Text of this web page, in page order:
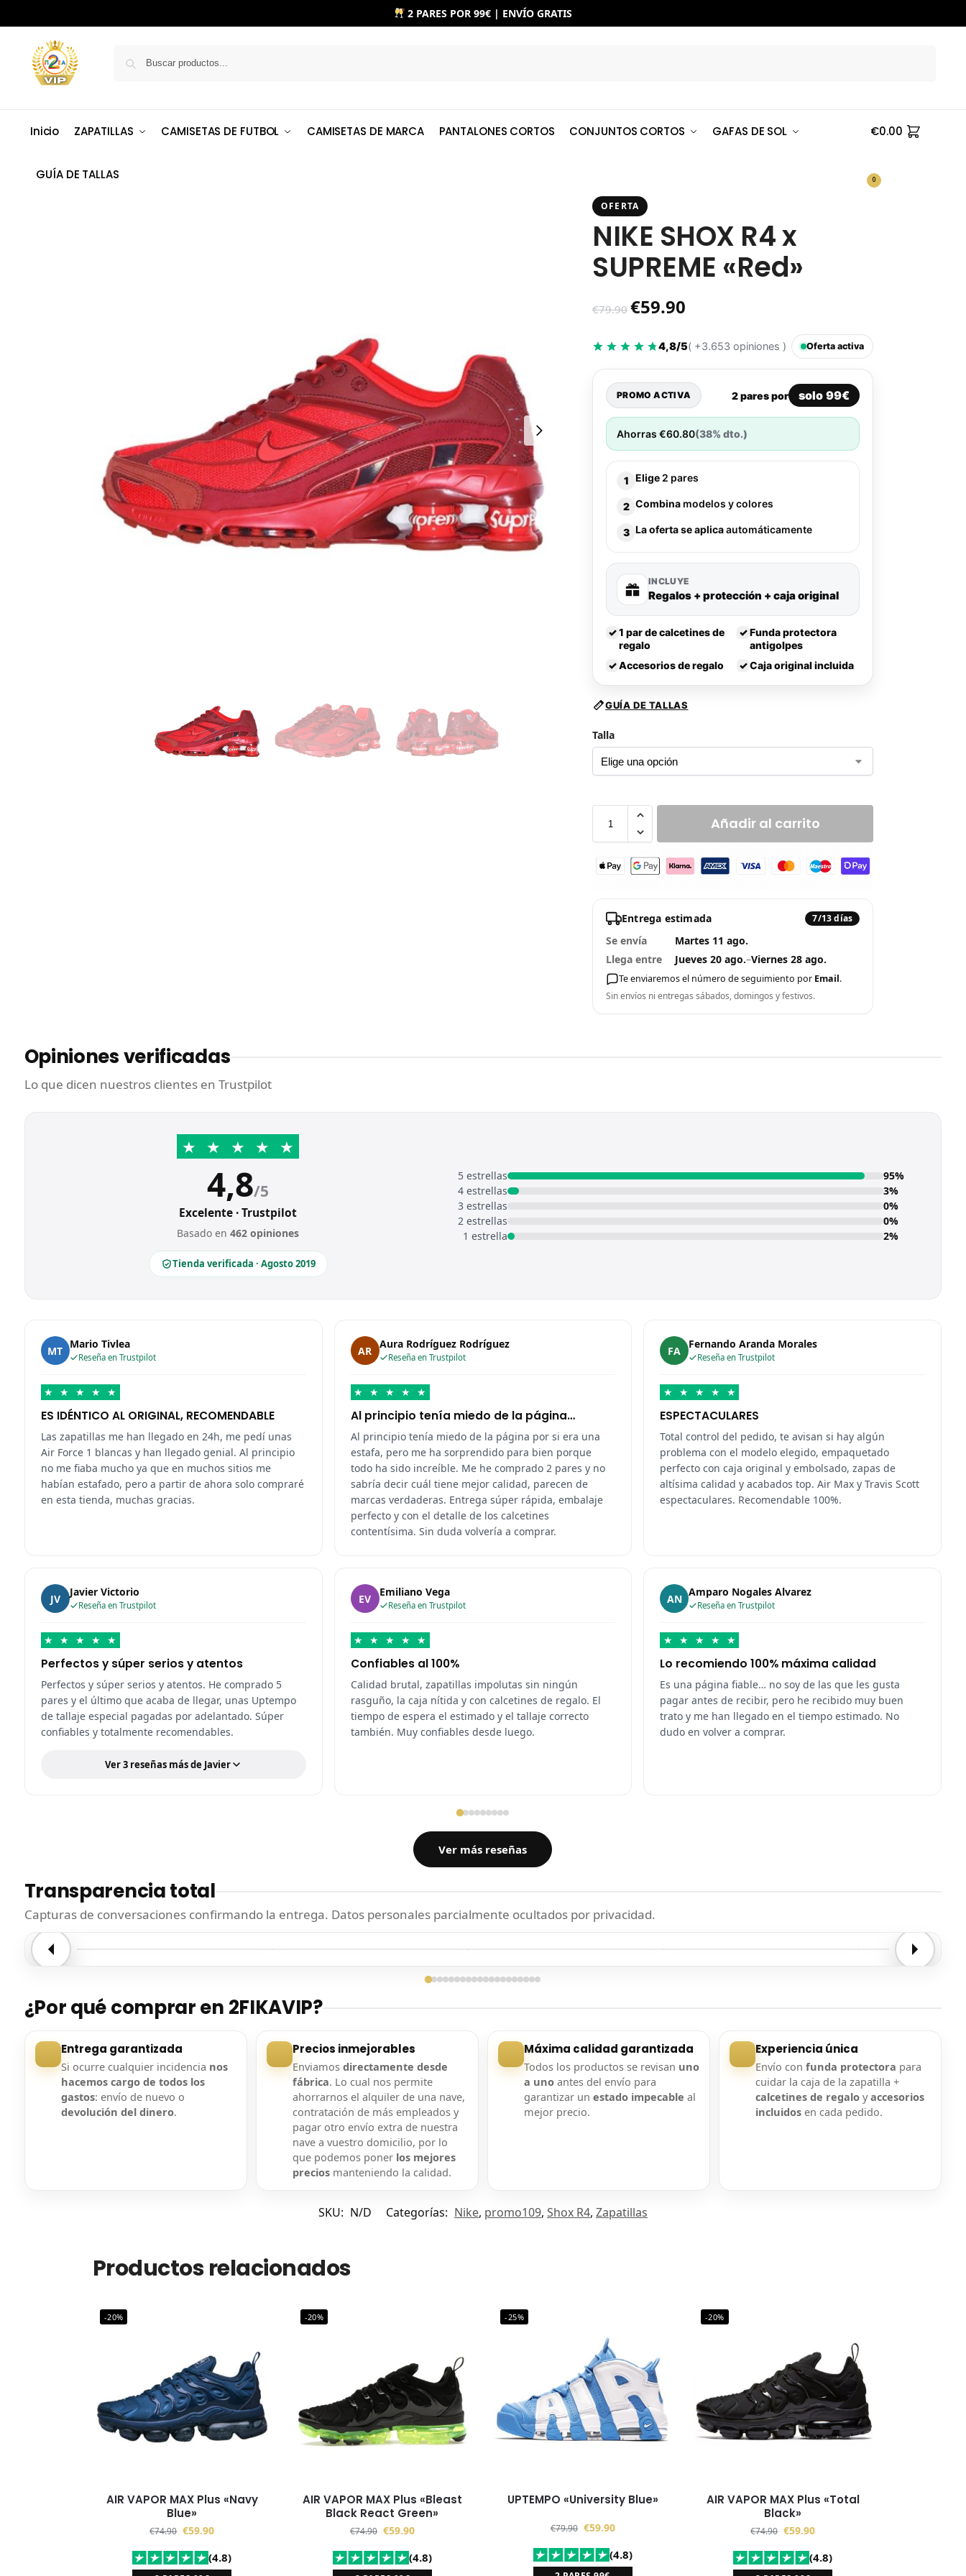
2 PARES POR 99€ | ENVÍO GRATIS
Inicio ZAPATILLAS CAMISETAS DE FUTBOL CAMISETAS DE MARCA PANTALONES CORTOS CONJUNTOS CORTOS GAFAS DE SOL
GUÍA DE TALLAS
€0.00
0
OFERTA
NIKE SHOX R4 x
SUPREME «Red»
€79.90 €59.90
4,8/5( +3.653 opiniones ) Oferta activa
PROMO ACTIVA 2 pares por solo 99€
Ahorras€60.80(38% dto.)
1 Elige 2 pares
2 Combina modelos y colores
3 La oferta se aplicaautomáticamente
INCLUYE
Regalos + protección + caja original
✓1 par de calcetines de
regalo
✓ Funda protectora
antigolpes
✓Accesorios de regalo ✓ Caja original incluida
GUÍA DE TALLAS
Talla
Añadir al carrito
Entrega estimada 7/13 días
Se envía
Martes 11 ago.
Llega entre
Jueves 20 ago.–Viernes 28 ago.
Te enviaremos el número de seguimiento por Email.
Sin envíos ni entregas sábados, domingos y festivos.
Opiniones verificadas
Lo que dicen nuestros clientes en Trustpilot
★ ★ ★ ★ ★
4,8/5
Excelente · Trustpilot
Basado en462 opiniones
Tienda verificada · Agosto 2019
5 estrellas
95%
4 estrellas
3%
3 estrellas
0%
2 estrellas
0%
1 estrella
2%
MT Mario Tivlea
Reseña en Trustpilot
★ ★ ★ ★ ★
ES IDÉNTICO AL ORIGINAL, RECOMENDABLE
Las zapatillas me han llegado en 24h, me pedí unas
Air Force 1 blancas y han llegado genial. Al principio
no me fiaba mucho ya que en muchos sitios me
habían estafado, pero a partir de ahora solo compraré
en esta tienda, muchas gracias.
AR Aura Rodríguez Rodríguez
Reseña en Trustpilot
★ ★ ★ ★ ★
Al principio tenía miedo de la página…
Al principio tenía miedo de la página por si era una
estafa, pero me ha sorprendido para bien porque
todo ha sido increíble. Me he comprado 2 pares y no
sabría decir cuál tiene mejor calidad, parecen de
marcas verdaderas. Entrega súper rápida, embalaje
perfecto y con el detalle de los calcetines
contentísima. Sin duda volvería a comprar.
FA Fernando Aranda Morales
Reseña en Trustpilot
★ ★ ★ ★ ★
ESPECTACULARES
Total control del pedido, te avisan si hay algún
problema con el modelo elegido, empaquetado
perfecto con caja original y embolsado, zapas de
altísima calidad y acabados top. Air Max y Travis Scott
espectaculares. Recomendable 100%.
JV Javier Victorio
Reseña en Trustpilot
★ ★ ★ ★ ★
Perfectos y súper serios y atentos
Perfectos y súper serios y atentos. He comprado 5
pares y el último que acaba de llegar, unas Uptempo
de tallaje especial pagadas por adelantado. Súper
confiables y totalmente recomendables.
Ver 3 reseñas más de Javier
EV Emiliano Vega
Reseña en Trustpilot
★ ★ ★ ★ ★
Confiables al 100%
Calidad brutal, zapatillas impolutas sin ningún
rasguño, la caja nítida y con calcetines de regalo. El
tiempo de espera el estimado y el tallaje correcto
también. Muy confiables desde luego.
AN Amparo Nogales Alvarez
Reseña en Trustpilot
★ ★ ★ ★ ★
Lo recomiendo 100% máxima calidad
Es una página fiable… no soy de las que les gusta
pagar antes de recibir, pero he recibido muy buen
trato y me han llegado en el tiempo estimado. No
dudo en volver a comprar.
Ver más reseñas
Transparencia total
Capturas de conversaciones confirmando la entrega. Datos personales parcialmente ocultados por privacidad.
Entrega confirmada
¿Por qué comprar en 2FIKAVIP?
Entrega garantizada
Si ocurre cualquier incidencia nos
hacemos cargo de todos los
gastos: envío de nuevo o
devolución del dinero.
Precios inmejorables
Enviamos directamente desde
fábrica. Lo cual nos permite
ahorrarnos el alquiler de una nave,
contratación de más empleados y
pagar otro envío extra de nuestra
nave a vuestro domicilio, por lo
que podemos poner los mejores
preciosmanteniendo la calidad.
Máxima calidad garantizada
Todos los productos se revisan uno
a unoantes del envío para
garantizar un estado impecable al
mejor precio.
Experiencia única
Envío confunda protectora para
cuidar la caja de la zapatilla +
calcetines de regalo yaccesorios
incluidos en cada pedido.
SKU: N/D Categorías: Nike, promo109, Shox R4, Zapatillas
Productos relacionados
-20%
AIR VAPOR MAX Plus «Navy
Blue»
€74.90 €59.90
(4.8)
-20%
AIR VAPOR MAX Plus «Bleast
Black React Green»
€74.90 €59.90
(4.8)
-25%
UPTEMPO «University Blue»
€79.90 €59.90
(4.8)
-20%
AIR VAPOR MAX Plus «Total
Black»
€74.90 €59.90
(4.8)